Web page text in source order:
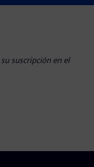
suscripción en el